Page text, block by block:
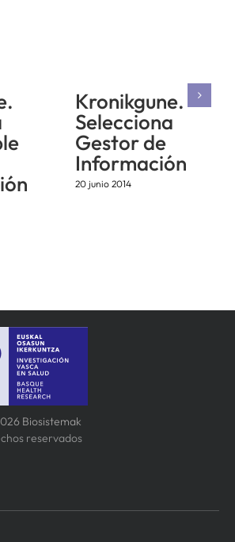
Kronikgune.
Selecciona
Gestor de
Información
20 junio 2014
Biosistemak
reservados